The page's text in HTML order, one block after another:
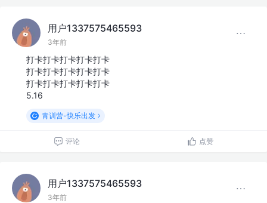
用户1337575465593
3年前
打卡打卡打卡打卡打卡
打卡打卡打卡打卡打卡
打卡打卡打卡打卡打卡
5.16
青训营-快乐出发
评论 点赞
用户1337575465593
3年前